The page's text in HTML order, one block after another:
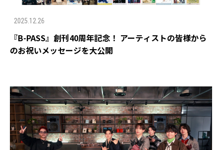
2025.12.26
『B-PASS』創刊40周年記念！ アーティストの皆様から
のお祝いメッセージを大公開